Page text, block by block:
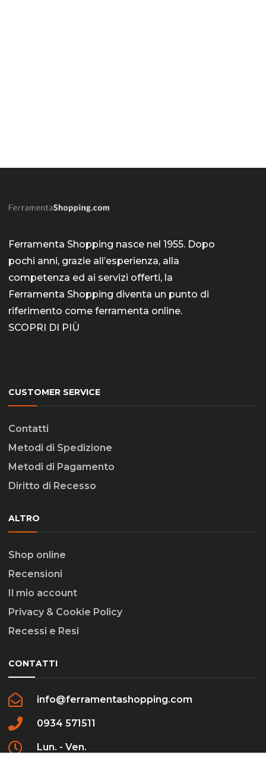
Ferramenta Shopping nasce nel 1955. Dopo
pochi anni, grazie all’esperienza, alla
competenza ed ai servizi offerti, la
Ferramenta Shopping diventa un punto di
riferimento come ferramenta online.
SCOPRI DI PIÙ
CUSTOMER SERVICE
Contatti
Metodi di Spedizione
Metodi di Pagamento
Diritto di Recesso
ALTRO
Shop online
Recensioni
Il mio account
Privacy & Cookie Policy
Recessi e Resi
CONTATTI
info@ferramentashopping.com
0934 571511
Lun. - Ven.